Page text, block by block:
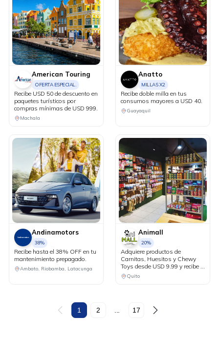
American Touring
OFERTA ESPECIAL.
Recibe USD 50 de descuento en
paquetes turísticos por
compras mínimas de USD 999.
Machala
Anatto
MILLAS X2
Recibe doble milla en tus
consumos mayores a USD 40.
Guayaquil
Andinamotors
38%
Recibe hasta el 38% OFF en tu
mantenimiento prepagado.
Ambato, Riobamba, Latacunga
Animall
20%
Adquiere productos de
Carnitas, Huesitos y Chewy
Toys desde USD 9.99 y recibe el
20% de descuento en tu factura
al pagar con tu tarjeta Diners
Quito
1 2 17
DESCÁRGALA